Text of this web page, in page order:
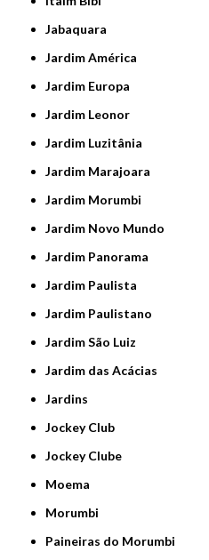
Jabaquara
Jardim América
Jardim Europa
Jardim Leonor
Jardim Luzitânia
Jardim Marajoara
Jardim Morumbi
Jardim Novo Mundo
Jardim Panorama
Jardim Paulista
Jardim Paulistano
Jardim São Luiz
Jardim das Acácias
Jardins
Jockey Club
Jockey Clube
Moema
Morumbi
Paineiras do Morumbi